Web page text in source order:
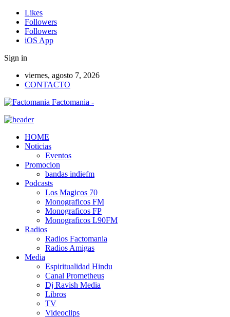
Likes
Followers
Followers
iOS App
Sign in
viernes, agosto 7, 2026
CONTACTO
Factomania -
HOME
Noticias
Eventos
Promocion
bandas indiefm
Podcasts
Los Magicos 70
Monograficos FM
Monograficos FP
Monograficos L90FM
Radios
Radios Factomania
Radios Amigas
Media
Espiritualidad Hindu
Canal Prometheus
Dj Ravish Media
Libros
TV
Videoclips